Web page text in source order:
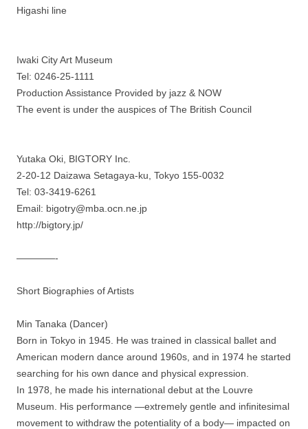
Higashi line
Iwaki City Art Museum
Tel: 0246-25-1111
Production Assistance Provided by jazz & NOW
The event is under the auspices of The British Council
Yutaka Oki, BIGTORY Inc.
2-20-12 Daizawa Setagaya-ku, Tokyo 155-0032
Tel: 03-3419-6261
Email: bigotry@mba.ocn.ne.jp
http://bigtory.jp/
————-
Short Biographies of Artists
Min Tanaka (Dancer)
Born in Tokyo in 1945. He was trained in classical ballet and
American modern dance around 1960s, and in 1974 he started
searching for his own dance and physical expression.
In 1978, he made his international debut at the Louvre
Museum. His performance —extremely gentle and infinitesimal
movement to withdraw the potentiality of a body— impacted on